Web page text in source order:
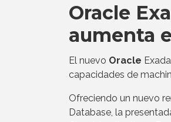
Oracle
aumenta
El nuevo Oracle
capacidades de
Ofreciendo un nuevo
Database, la